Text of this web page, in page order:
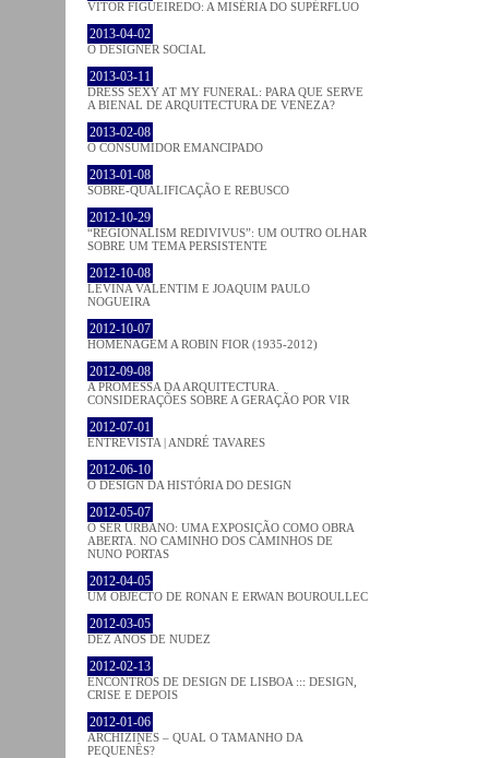
VÍTOR FIGUEIREDO: A MISÉRIA DO SUPÉRFLUO
2013-04-02
O DESIGNER SOCIAL
2013-03-11
DRESS SEXY AT MY FUNERAL: PARA QUE SERVE
A BIENAL DE ARQUITECTURA DE VENEZA?
2013-02-08
O CONSUMIDOR EMANCIPADO
2013-01-08
SOBRE-QUALIFICAÇÃO E REBUSCO
2012-10-29
“REGIONALISM REDIVIVUS”: UM OUTRO OLHAR
SOBRE UM TEMA PERSISTENTE
2012-10-08
LEVINA VALENTIM E JOAQUIM PAULO
NOGUEIRA
2012-10-07
HOMENAGEM A ROBIN FIOR (1935-2012)
2012-09-08
A PROMESSA DA ARQUITECTURA.
CONSIDERAÇÕES SOBRE A GERAÇÃO POR VIR
2012-07-01
ENTREVISTA | ANDRÉ TAVARES
2012-06-10
O DESIGN DA HISTÓRIA DO DESIGN
2012-05-07
O SER URBANO: UMA EXPOSIÇÃO COMO OBRA
ABERTA. NO CAMINHO DOS CAMINHOS DE
NUNO PORTAS
2012-04-05
UM OBJECTO DE RONAN E ERWAN BOUROULLEC
2012-03-05
DEZ ANOS DE NUDEZ
2012-02-13
ENCONTROS DE DESIGN DE LISBOA ::: DESIGN,
CRISE E DEPOIS
2012-01-06
ARCHIZINES – QUAL O TAMANHO DA
PEQUENÊS?